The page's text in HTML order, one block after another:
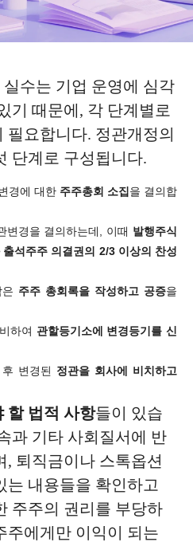
수는 기업 운영에 심각
기 때문에, 각 단계별로
필요합니다. 정관개정의
단계로 구성됩니다.
경에 대한 주주총회 소집을 결의합
변경을 결의하는데, 이때 발행주식
석주주 의결권의 2/3 이상의 찬성
주주 총회록을 작성하고 공증을
하여 관할등기소에 변경등기를 신
변경된 정관을 회사에 비치하고
할 법적 사항들이 있습
과 기타 사회질서에 반
, 퇴직금이나 스톡옵션
는 내용들을 확인하고
주주의 권리를 부당하
주에게만 이익이 되는